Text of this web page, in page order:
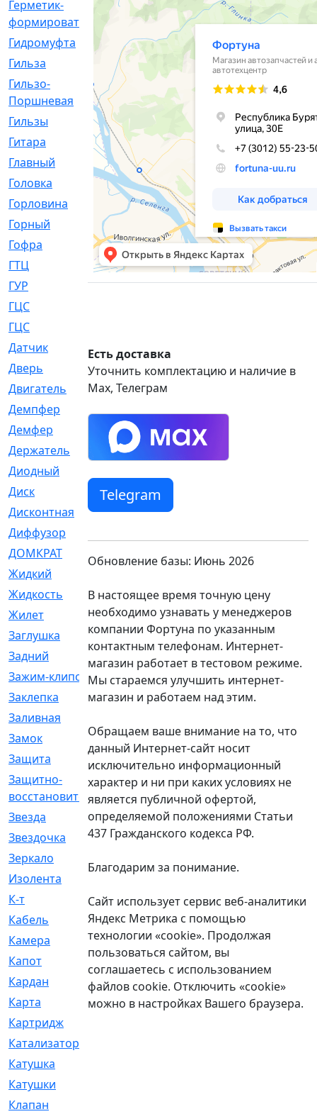
Герметик-
формирователь
[3]
Гидромуфта
[47]
Гильза
[56]
Гильзо-
Поршневая
[13]
Гильзы
[259]
Гитара
[7]
Главный
[29]
Головка
[28]
Горловина
[14]
Горный
Гофра
[86]
ГТЦ
[96]
ГУР
[34]
ГЦC
ГЦС
Датчик
[969]
Дверь
[249]
Двигатель
[64]
Демпфер
[2]
Демфер
[1]
Держатель
[5]
Диодный
Диск
[418]
Дисконтная
[1]
Диффузор
ДОМКРАТ
Жидкий
Жидкость
[80]
Жилет
[1]
Заглушка
[21]
Задний
Зажим-клипса
[1]
Заклепка
[1]
Заливная
Замок
[12]
Защита
[79]
Защитно-
восстановительный
[4]
Звезда
[1]
Звездочка
[5]
Зеркало
Изолента
[1]
К-т
[13]
Кабель
[50]
Камера
[4]
Капот
[144]
Кардан
[131]
Карта
[2]
Картридж
Катализатор
Катушка
Катушки
Клапан
Есть доставка
Уточнить комплектацию и наличие в
Max, Телеграм
Telegram
Обновление базы: Июнь 2026
В настоящее время точную цену
необходимо узнавать у менеджеров
компании Фортуна по указанным
контактным телефонам. Интернет-
магазин работает в тестовом режиме.
Мы стараемся улучшить интернет-
магазин и работаем над этим.
Обращаем ваше внимание на то, что
данный Интернет-сайт носит
исключительно информационный
характер и ни при каких условиях не
является публичной офертой,
определяемой положениями Статьи
437 Гражданского кодекса РФ.
Благодарим за понимание.
Сайт использует сервис веб-аналитики
Яндекс Метрика с помощью
технологии «cookie». Продолжая
пользоваться сайтом, вы
соглашаетесь с использованием
файлов cookie. Отключить «cookie»
можно в настройках Вашего браузера.